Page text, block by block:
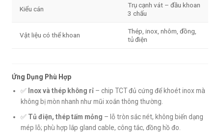
Kiểu cán
Trụ cạnh vát – đầu khoan
3 chấu
Vật liệu có thể khoan
Thép, inox, nhôm, đồng,
tủ điện
Ứng Dụng Phù Hợp
✅ Inox và thép không rỉ– chip TCT đủ cứng để khoét inox mà
không bị mòn nhanh như mũi xoắn thông thường.
✅ Tủ điện, thép tấm mỏng – lỗ tròn sắc nét, không biến dạng
mép lỗ; phù hợp lắp gland cable, công tắc, đồng hồ đo.